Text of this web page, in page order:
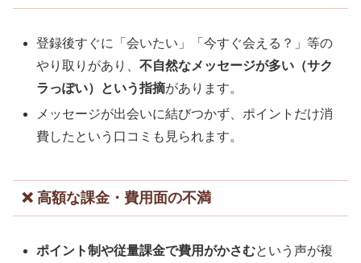
登録後すぐに「会いたい」「今すぐ会える？」等の
やり取りがあり、不自然なメッセージが多い（サク
ラっぽい）という指摘があります。
メッセージが出会いに結びつかず、ポイントだけ消
費したという口コミも見られます。
❌ 高額な課金・費用面の不満
ポイント制や従量課金で費用がかさむという声が複